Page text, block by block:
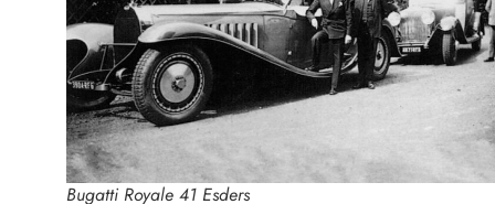
Bugatti Royale 41 Esders